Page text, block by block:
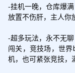
-挂机一晚，仓库爆满
放置不伤肝，主人你
-超多玩法，永不无聊
闯关，竞技场，世
机，也可紧张竞技，